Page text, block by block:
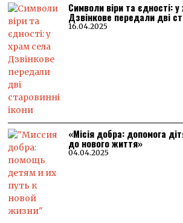
Символи віри та єдності:
Дзвінкове передали дві
16.04.2025
«Місія добра: допомога
до нового життя»
04.04.2025